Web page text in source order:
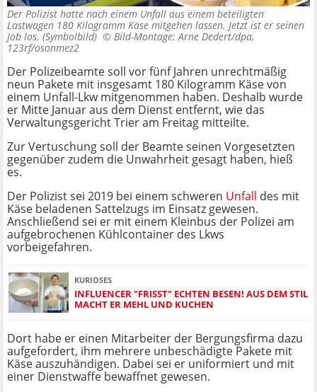
Der Polizist hatte nach einem Unfall aus einem beteiligten
Lastwagen 180 Kilogramm Käse mitgehen lassen. Jetzt ist er seinen
Job los. (Symbolbild) © Bild-Montage: Arne Dedert/dpa,
123rf/osonmez2
Der Polizeibeamte soll vor fünf Jahren unrechtmäßig
neun Pakete mit insgesamt 180 Kilogramm Käse von
einem Unfall-Lkw mitgenommen haben. Deshalb wurde
er Mitte Januar aus dem Dienst entfernt, wie das
Verwaltungsgericht Trier am Freitag mitteilte.
Zur Vertuschung soll der Beamte seinen Vorgesetzten
gegenüber zudem die Unwahrheit gesagt haben, hieß
es.
Der Polizist sei 2019 bei einem schweren Unfall des mit
Käse beladenen Sattelzugs im Einsatz gewesen.
Anschließend sei er mit einem Kleinbus der Polizei am
aufgebrochenen Kühlcontainer des Lkws
vorbeigefahren.
KURIOSES
INFLUENCER "FRISST" ECHTEN BESEN! AUS DEM STIL
MACHT ER MEHL UND KUCHEN
Dort habe er einen Mitarbeiter der Bergungsfirma dazu
aufgefordert, ihm mehrere unbeschädigte Pakete mit
Käse auszuhändigen. Dabei sei er uniformiert und mit
einer Dienstwaffe bewaffnet gewesen.